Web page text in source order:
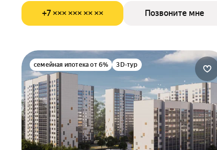
+7 ××× ××× ×× ×× Позвоните мне
семейная ипотека от 6% 3D-тур